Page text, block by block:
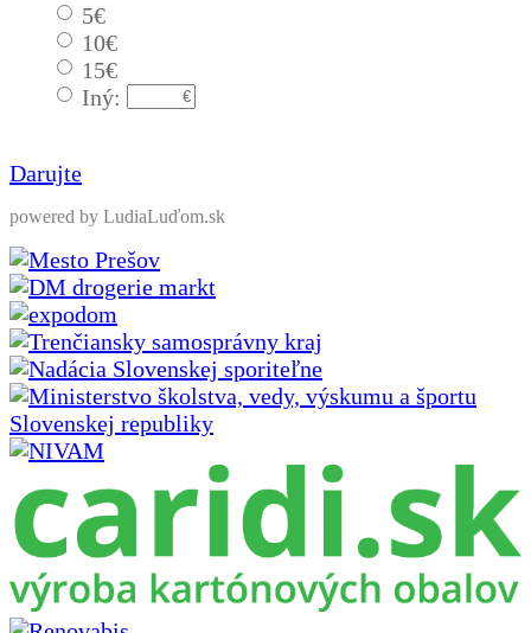
5€
10€
15€
Iný:
Darujte
powered by LudiaLuďom.sk